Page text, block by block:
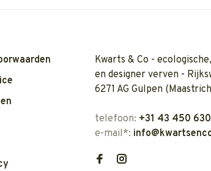
Kwarts & Co -
en designer verven -
6271 AG Gulpen
telefoon: +31 43 450
e-mail*: